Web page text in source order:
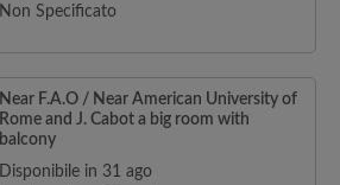
Non Specificato
Near F.A.O / Near American University of
Rome and J. Cabot a big room with
balcony
Disponibile in 31 ago